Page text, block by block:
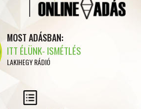
MOST ADÁSBAN:
ITT ÉLÜNK- ISMÉTLÉS
LAKIHEGY RÁDIÓ